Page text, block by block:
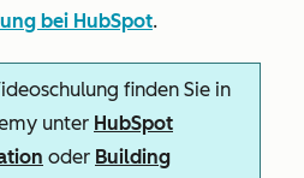
bei HubSpot.
finden Sie in
unter HubSpot
oder Building